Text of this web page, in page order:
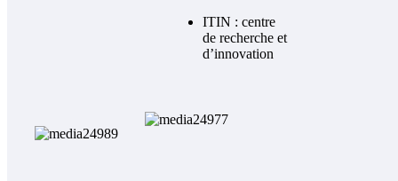
ITIN : centre
de recherche et
d’innovation